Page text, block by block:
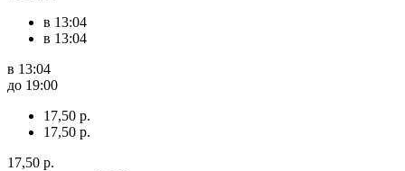
в 13:04
в 13:04
в 13:04
до 19:00
17,50 р.
17,50 р.
17,50 р.